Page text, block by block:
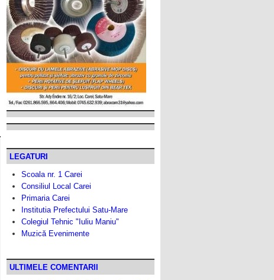
LEGATURI
Scoala nr. 1 Carei
Consiliul Local Carei
Primaria Carei
Institutia Prefectului Satu-Mare
Colegiul Tehnic "Iuliu Maniu"
Muzică Evenimente
ULTIMELE COMENTARII